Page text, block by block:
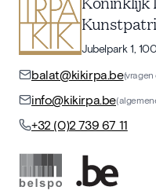
Jubelpark 1,
balat@kikirpa.be(vragen
info@kikirpa.be
+32 (0)2 739 67 11